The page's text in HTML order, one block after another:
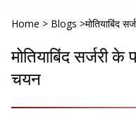
Home > Blogs >मोतियाबिंद
मोतियाबिंद सर्जरी
चयन